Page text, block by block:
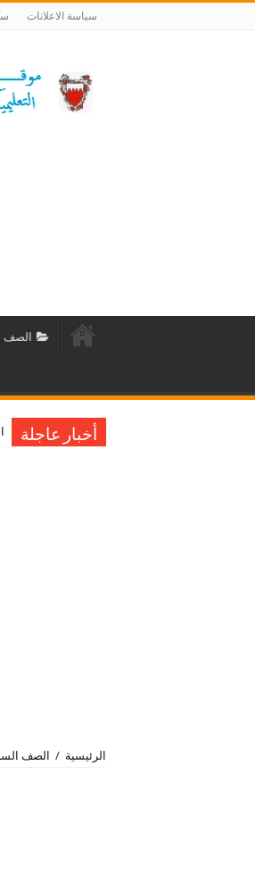
سياسة الاعلانات
الصف
أخبار عاجلة
الرئيسية / الصف